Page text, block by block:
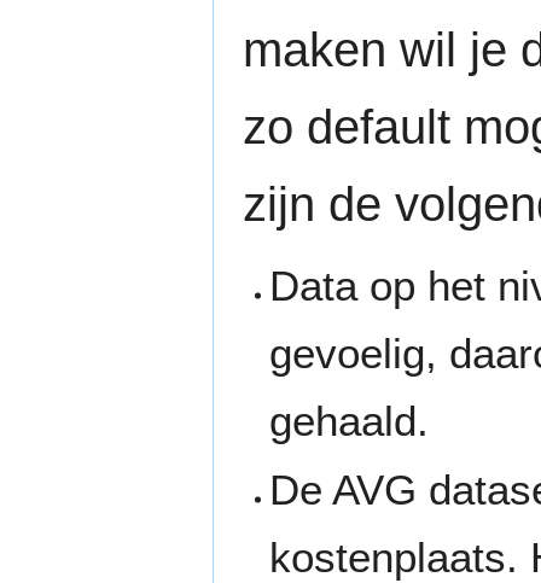
maken wil je
zo default
zijn de
Data op het
gevoelig,
gehaald.
De AVG
kostenplaats.